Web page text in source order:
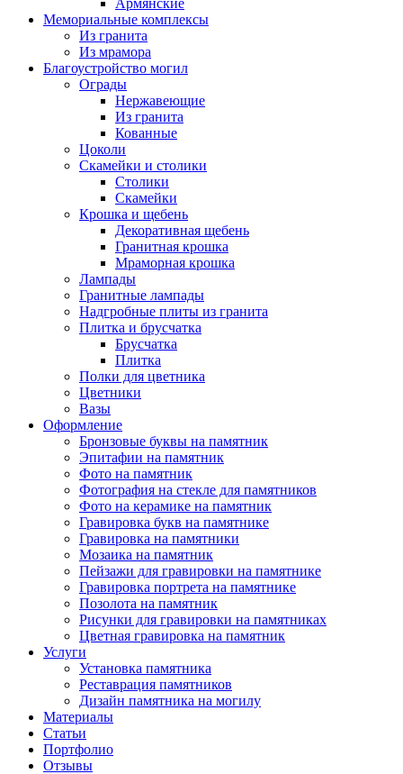
Армянские
Мемориальные комплексы
Из гранита
Из мрамора
Благоустройство могил
Ограды
Нержавеющие
Из гранита
Кованные
Цоколи
Скамейки и столики
Столики
Скамейки
Крошка и щебень
Декоративная щебень
Гранитная крошка
Мраморная крошка
Лампады
Гранитные лампады
Надгробные плиты из гранита
Плитка и брусчатка
Брусчатка
Плитка
Полки для цветника
Цветники
Вазы
Оформление
Бронзовые буквы на памятник
Эпитафии на памятник
Фото на памятник
Фотография на стекле для памятников
Фото на керамике на памятник
Гравировка букв на памятнике
Гравировка на памятники
Мозаика на памятник
Пейзажи для гравировки на памятнике
Гравировка портрета на памятнике
Позолота на памятник
Рисунки для гравировки на памятниках
Цветная гравировка на памятник
Услуги
Установка памятника
Реставрация памятников
Дизайн памятника на могилу
Материалы
Статьи
Портфолио
Отзывы